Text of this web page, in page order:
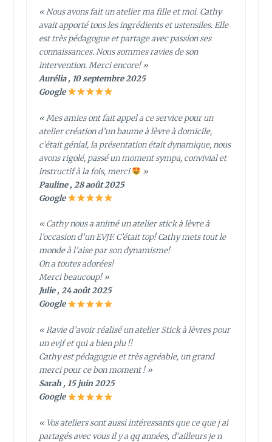
« Nous avons fait un atelier ma fille et moi. Cathy
avait apporté tous les ingrédients et ustensiles. Elle
est très pédagogue et partage avec passion ses
connaissances. Nous sommes ravies de son
intervention. Merci encore! »
Aurélia , 10 septembre 2025
Google
« Mes amies ont fait appel a ce service pour un
atelier création d’un baume à lèvre à domicile,
c’était génial, la présentation était dynamique, nous
avons rigolé, passé un moment sympa, convivial et
instructif à la fois, merci
»
Pauline , 28 août 2025
Google
« Cathy nous a animé un atelier stick à lèvre à
l’occasion d’un EVJF. C’était top! Cathy mets tout le
monde à l’aise par son dynamisme!
On a toutes adorées!
Merci beaucoup! »
Julie , 24 août 2025
Google
« Ravie d’avoir réalisé un atelier Stick à lèvres pour
un evjf et qui a bien plu !!
Cathy est pédagogue et très agréable, un grand
merci pour ce bon moment ! »
Sarah , 15 juin 2025
Google
« Vos ateliers sont aussi intéressants que ce que j ai
partagés avec vous il y a qq années, d’ailleurs je n